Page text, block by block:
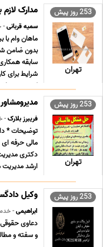
253 روز پیش
تهران
مدارک
سمیه قربانی-
بدون ضامن
سابقه
شرایط برای
کردن
253 روز پیش
تهران
فریبرز بلارک-
توضیحات *
ارشد مدیریت
اشخاص
253 روز پیش وکیل
ابراهیمی-
دعاوی حقوقی
و سفته و